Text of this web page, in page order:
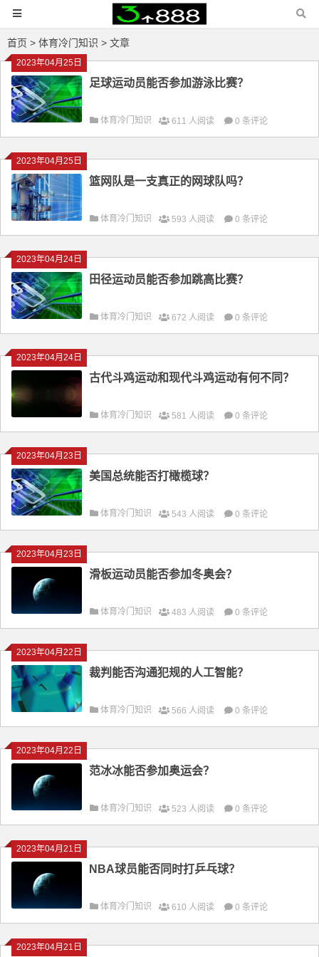
首页 > 体育冷门知识 > 文章
2023年04月25日
足球运动员能否参加游泳比赛？
体育冷门知识 611 人阅读 0 条评论
2023年04月25日
篮网队是一支真正的网球队吗？
体育冷门知识 593 人阅读 0 条评论
2023年04月24日
田径运动员能否参加跳高比赛？
体育冷门知识 672 人阅读 0 条评论
2023年04月24日
古代斗鸡运动和现代斗鸡运动有何不同？
体育冷门知识 581 人阅读 0 条评论
2023年04月23日
美国总统能否打橄榄球？
体育冷门知识 543 人阅读 0 条评论
2023年04月23日
滑板运动员能否参加冬奥会？
体育冷门知识 483 人阅读 0 条评论
2023年04月22日
裁判能否沟通犯规的人工智能？
体育冷门知识 566 人阅读 0 条评论
2023年04月22日
范冰冰能否参加奥运会？
体育冷门知识 523 人阅读 0 条评论
2023年04月21日
NBA球员能否同时打乒乓球？
体育冷门知识 610 人阅读 0 条评论
2023年04月21日